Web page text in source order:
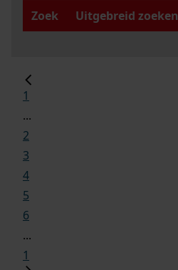
Zoek
Uitgebreid zoeken
1
...
2
3
4
5
6
...
1